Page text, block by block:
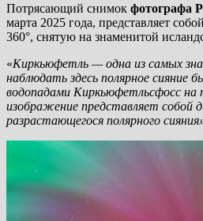
Потрясающий снимок фотографа
марта 2025 года, представляет
360°, снятую на знаменитой
«Киркьюфетль — одна из самых
наблюдать здесь полярное сияние
водопадами Киркьюфетльсфосс на
изображение представляет собой
разрастающегося полярного